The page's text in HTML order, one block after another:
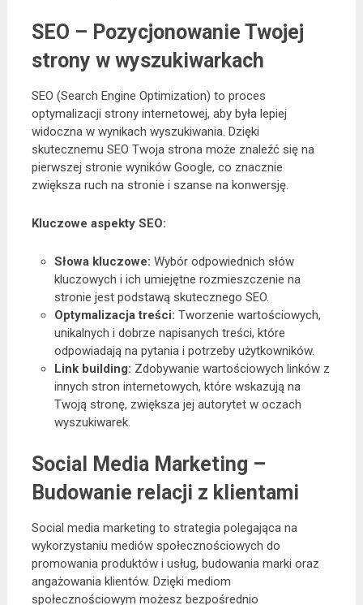
SEO – Pozycjonowanie Twojej
strony w wyszukiwarkach
SEO (Search Engine Optimization) to proces
optymalizacji strony internetowej, aby była lepiej
widoczna w wynikach wyszukiwania. Dzięki
skutecznemu SEO Twoja strona może znaleźć się na
pierwszej stronie wyników Google, co znacznie
zwiększa ruch na stronie i szanse na konwersję.
Kluczowe aspekty SEO:
Słowa kluczowe: Wybór odpowiednich słów
kluczowych i ich umiejętne rozmieszczenie na
stronie jest podstawą skutecznego SEO.
Optymalizacja treści: Tworzenie wartościowych,
unikalnych i dobrze napisanych treści, które
odpowiadają na pytania i potrzeby użytkowników.
Link building: Zdobywanie wartościowych linków z
innych stron internetowych, które wskazują na
Twoją stronę, zwiększa jej autorytet w oczach
wyszukiwarek.
Social Media Marketing –
Budowanie relacji z klientami
Social media marketing to strategia polegająca na
wykorzystaniu mediów społecznościowych do
promowania produktów i usług, budowania marki oraz
angażowania klientów. Dzięki mediom
społecznościowym możesz bezpośrednio